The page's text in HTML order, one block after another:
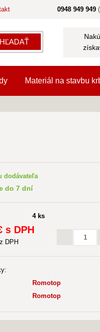
HĽADAŤ
0948 949 949
Materiál na stavbu
dodávateľa
do 7 dní
4 ks
s DPH
DPH
Romotop
Romotop